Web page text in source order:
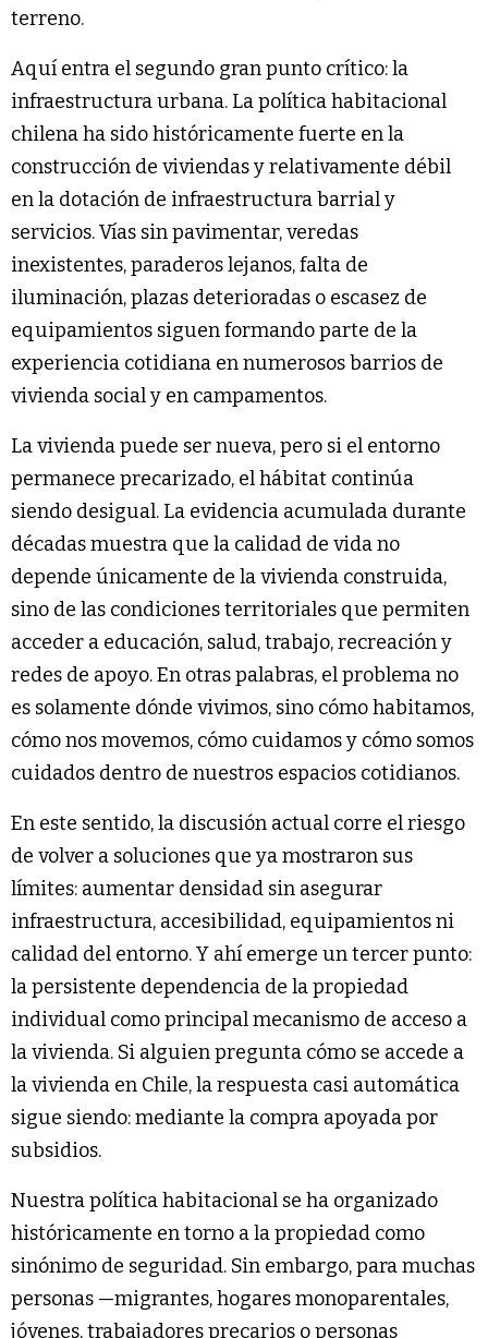
terreno.
Aquí entra el segundo gran punto crítico: la
infraestructura urbana. La política habitacional
chilena ha sido históricamente fuerte en la
construcción de viviendas y relativamente débil
en la dotación de infraestructura barrial y
servicios. Vías sin pavimentar, veredas
inexistentes, paraderos lejanos, falta de
iluminación, plazas deterioradas o escasez de
equipamientos siguen formando parte de la
experiencia cotidiana en numerosos barrios de
vivienda social y en campamentos.
La vivienda puede ser nueva, pero si el entorno
permanece precarizado, el hábitat continúa
siendo desigual. La evidencia acumulada durante
décadas muestra que la calidad de vida no
depende únicamente de la vivienda construida,
sino de las condiciones territoriales que permiten
acceder a educación, salud, trabajo, recreación y
redes de apoyo. En otras palabras, el problema no
es solamente dónde vivimos, sino cómo habitamos,
cómo nos movemos, cómo cuidamos y cómo somos
cuidados dentro de nuestros espacios cotidianos.
En este sentido, la discusión actual corre el riesgo
de volver a soluciones que ya mostraron sus
límites: aumentar densidad sin asegurar
infraestructura, accesibilidad, equipamientos ni
calidad del entorno. Y ahí emerge un tercer punto:
la persistente dependencia de la propiedad
individual como principal mecanismo de acceso a
la vivienda. Si alguien pregunta cómo se accede a
la vivienda en Chile, la respuesta casi automática
sigue siendo: mediante la compra apoyada por
subsidios.
Nuestra política habitacional se ha organizado
históricamente en torno a la propiedad como
sinónimo de seguridad. Sin embargo, para muchas
personas —migrantes, hogares monoparentales,
jóvenes, trabajadores precarios o personas